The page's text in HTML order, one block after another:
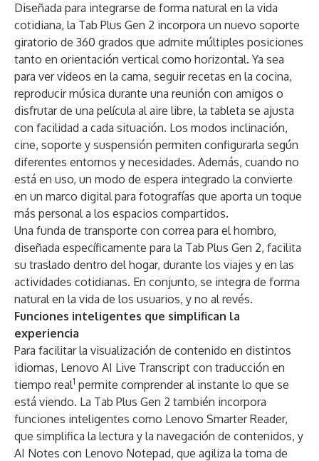
Diseñada para integrarse de forma natural en la vida
cotidiana, la Tab Plus Gen 2 incorpora un nuevo soporte
giratorio de 360 grados que admite múltiples posiciones
tanto en orientación vertical como horizontal. Ya sea
para ver videos en la cama, seguir recetas en la cocina,
reproducir música durante una reunión con amigos o
disfrutar de una película al aire libre, la tableta se ajusta
con facilidad a cada situación. Los modos inclinación,
cine, soporte y suspensión permiten configurarla según
diferentes entornos y necesidades. Además, cuando no
está en uso, un modo de espera integrado la convierte
en un marco digital para fotografías que aporta un toque
más personal a los espacios compartidos.
Una funda de transporte con correa para el hombro,
diseñada específicamente para la Tab Plus Gen 2, facilita
su traslado dentro del hogar, durante los viajes y en las
actividades cotidianas. En conjunto, se integra de forma
natural en la vida de los usuarios, y no al revés.
Funciones inteligentes que simplifican la
experiencia
Para facilitar la visualización de contenido en distintos
idiomas, Lenovo AI Live Transcript con traducción en
tiempo real1 permite comprender al instante lo que se
está viendo. La Tab Plus Gen 2 también incorpora
funciones inteligentes como Lenovo Smarter Reader,
que simplifica la lectura y la navegación de contenidos, y
AI Notes con Lenovo Notepad, que agiliza la toma de